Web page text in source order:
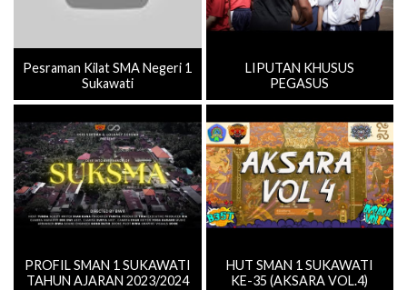
Pesraman Kilat SMA Negeri 1
Sukawati
LIPUTAN KHUSUS
PEGASUS
PROFIL SMAN 1 SUKAWATI
TAHUN AJARAN 2023/2024
HUT SMAN 1 SUKAWATI
KE-35 (AKSARA VOL.4)